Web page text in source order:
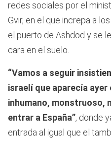
redes sociales por el
Gvir, en el que increpa a
el puerto de Ashdod y se
cara en el suelo.
“Vamos a seguir
israelí que aparecía
inhumano, monstruoso,
entrar a España”, donde
entrada al igual que el